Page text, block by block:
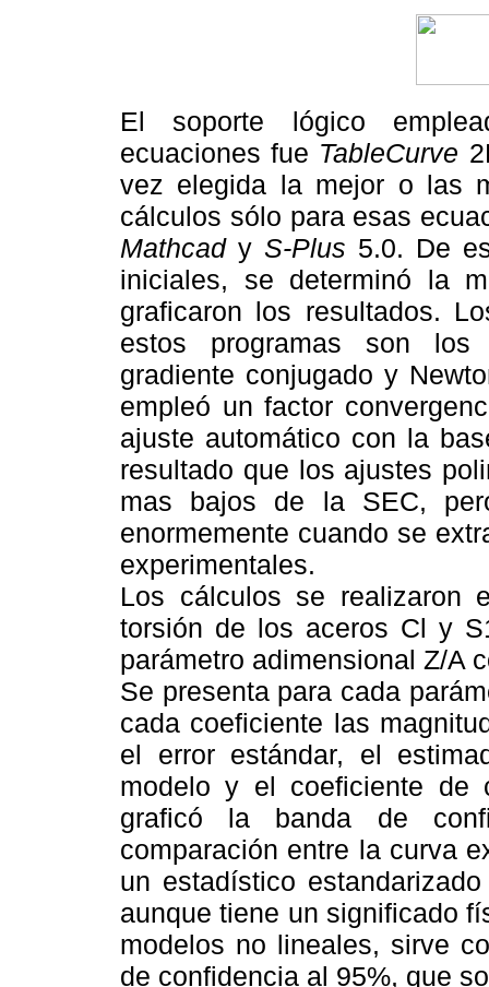
El soporte lógico
ecuaciones fue TableCurve
vez elegida la mejor o las
cálculos sólo para esas
Mathcady S-Plus 5.0. De
iniciales, se determinó la
graficaron los resultados.
estos programas son los
gradiente conjugado y
empleó un factor
ajuste automático con la
resultado que los ajustes
mas bajos de la SEC,
enormemente cuando se
experimentales.
Los cálculos se realizaron
torsión de los aceros Cl y
parámetro adimensional Z/A
Se presenta para cada
cada coeficiente las
el error estándar, el
modelo y el coeficiente de
graficó la banda de
comparación entre la curva
un estadístico
aunque tiene un significado
modelos no lineales, sirve
de confidencia al 95%, que